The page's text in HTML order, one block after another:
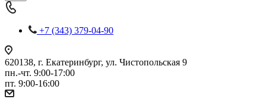
+7 (343) 379-04-90
620138, г. Екатеринбург, ул. Чистопольская 9
пн.-чт. 9:00-17:00
пт. 9:00-16:00